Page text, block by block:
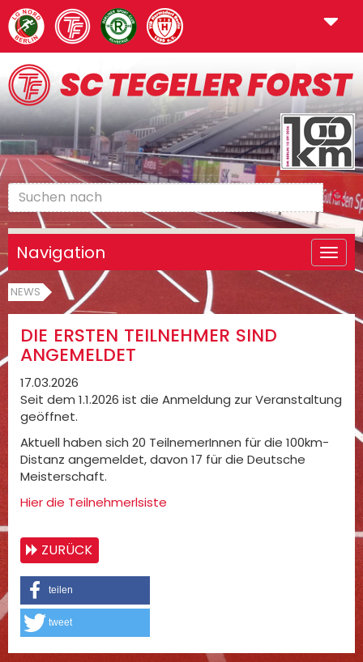
Navigation
NEWS
DIE ERSTEN TEILNEHMER SIND
ANGEMELDET
17.03.2026
Seit dem 1.1.2026 ist die Anmeldung zur Veranstaltung
geöffnet.
Aktuell haben sich 20 TeilnemerInnen für die 100km-
Distanz angemeldet, davon 17 für die Deutsche
Meisterschaft.
Hier die Teilnehmerlsiste
ZURÜCK
teilen
tweet